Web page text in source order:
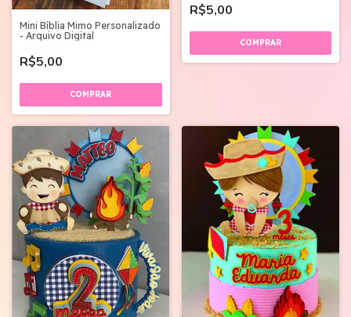
Mini Bíblia Mimo Personalizado
- Arquivo Digital
R$5,00
R$5,00